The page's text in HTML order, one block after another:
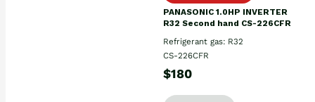
PANASONIC 1.0HP INVERTER
R32 Second hand CS-226CFR
Refrigerant gas: R32
CS-226CFR
$180